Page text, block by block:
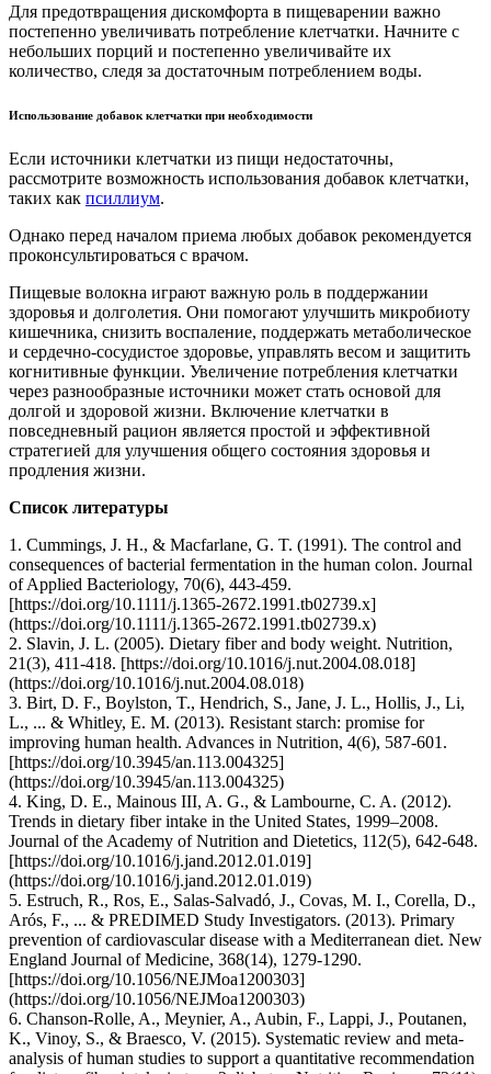
Для предотвращения дискомфорта в пищеварении важно
постепенно увеличивать потребление клетчатки. Начните с
небольших порций и постепенно увеличивайте их
количество, следя за достаточным потреблением воды.
Использование добавок клетчатки при необходимости
Если источники клетчатки из пищи недостаточны,
рассмотрите возможность использования добавок клетчатки,
таких как псиллиум.
Однако перед началом приема любых добавок рекомендуется
проконсультироваться с врачом.
Пищевые волокна играют важную роль в поддержании
здоровья и долголетия. Они помогают улучшить микробиоту
кишечника, снизить воспаление, поддержать метаболическое
и сердечно-сосудистое здоровье, управлять весом и защитить
когнитивные функции. Увеличение потребления клетчатки
через разнообразные источники может стать основой для
долгой и здоровой жизни. Включение клетчатки в
повседневный рацион является простой и эффективной
стратегией для улучшения общего состояния здоровья и
продления жизни.
Список литературы
1. Cummings, J. H., & Macfarlane, G. T. (1991). The control and
consequences of bacterial fermentation in the human colon. Journal
of Applied Bacteriology, 70(6), 443-459.
[https://doi.org/10.1111/j.1365-2672.1991.tb02739.x]
(https://doi.org/10.1111/j.1365-2672.1991.tb02739.x)
2. Slavin, J. L. (2005). Dietary fiber and body weight. Nutrition,
21(3), 411-418. [https://doi.org/10.1016/j.nut.2004.08.018]
(https://doi.org/10.1016/j.nut.2004.08.018)
3. Birt, D. F., Boylston, T., Hendrich, S., Jane, J. L., Hollis, J., Li,
L., ... & Whitley, E. M. (2013). Resistant starch: promise for
improving human health. Advances in Nutrition, 4(6), 587-601.
[https://doi.org/10.3945/an.113.004325]
(https://doi.org/10.3945/an.113.004325)
4. King, D. E., Mainous III, A. G., & Lambourne, C. A. (2012).
Trends in dietary fiber intake in the United States, 1999–2008.
Journal of the Academy of Nutrition and Dietetics, 112(5), 642-648.
[https://doi.org/10.1016/j.jand.2012.01.019]
(https://doi.org/10.1016/j.jand.2012.01.019)
5. Estruch, R., Ros, E., Salas-Salvadó, J., Covas, M. I., Corella, D.,
Arós, F., ... & PREDIMED Study Investigators. (2013). Primary
prevention of cardiovascular disease with a Mediterranean diet. New
England Journal of Medicine, 368(14), 1279-1290.
[https://doi.org/10.1056/NEJMoa1200303]
(https://doi.org/10.1056/NEJMoa1200303)
6. Chanson-Rolle, A., Meynier, A., Aubin, F., Lappi, J., Poutanen,
K., Vinoy, S., & Braesco, V. (2015). Systematic review and meta-
analysis of human studies to support a quantitative recommendation